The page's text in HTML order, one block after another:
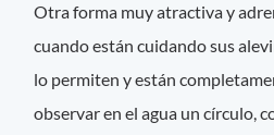
Otra forma muy atractiva y
cuando están cuidando sus
lo permiten y están
observar en el agua un círculo,